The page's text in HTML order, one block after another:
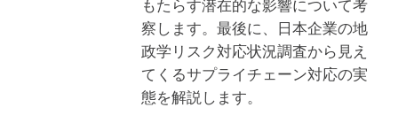
もたらす潜在的な影響について考
察します。最後に、日本企業の地
政学リスク対応状況調査から見え
てくるサプライチェーン対応の実
態を解説します。